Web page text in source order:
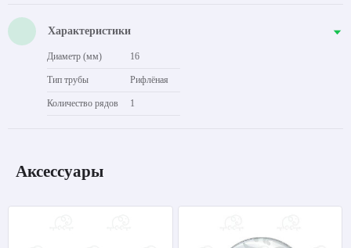
Характеристики
Диаметр (мм) 16
Тип трубы Рифлёная
Количество рядов 1
Аксессуары